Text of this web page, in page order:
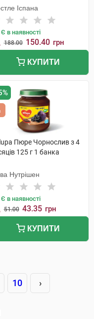
Іспана
Є в наявності
188.00 150.40 грн
КУПИТИ
Пюре Чорнослив з 4
125 г 1 банка
Нутрішен
Є в наявності
51.00 43.35 грн
КУПИТИ
10 ›